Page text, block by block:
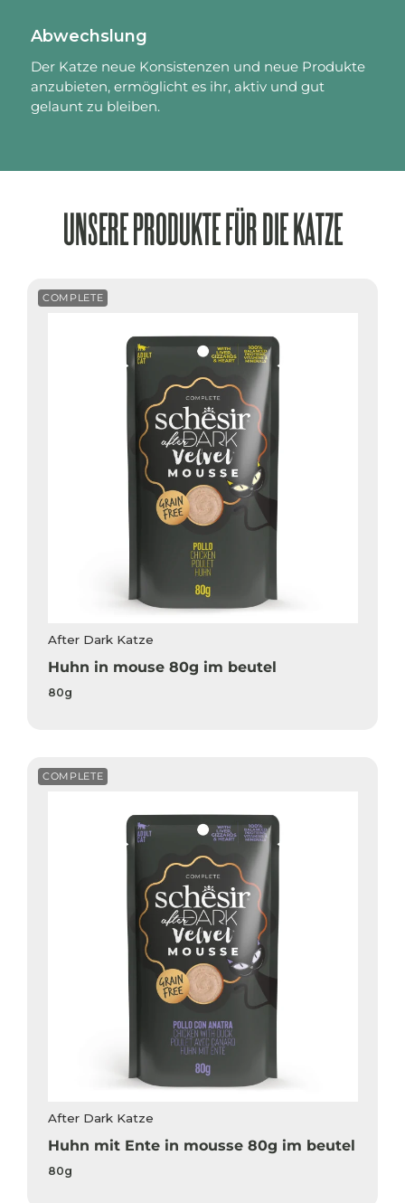
Abwechslung
Der Katze neue Konsistenzen und neue Produkte
anzubieten, ermöglicht es ihr, aktiv und gut
gelaunt zu bleiben.
UNSERE PRODUKTE FÜR DIE KATZE
COMPLETE
After Dark Katze
Huhn in mouse 80g im beutel
80g
COMPLETE
After Dark Katze
Huhn mit Ente in mousse 80g im beutel
80g